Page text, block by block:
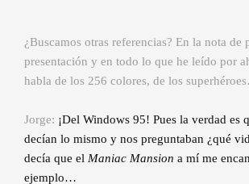
¿Buscamos otras referencias? En la nota de
presentación y en todo lo que he leído por
habla de los 256 colores, de los
Jorge: ¡Del Windows 95! Pues la verdad es
decían lo mismo y nos preguntaban ¿qué
decía que el Maniac Mansion a mí me
ejemplo…